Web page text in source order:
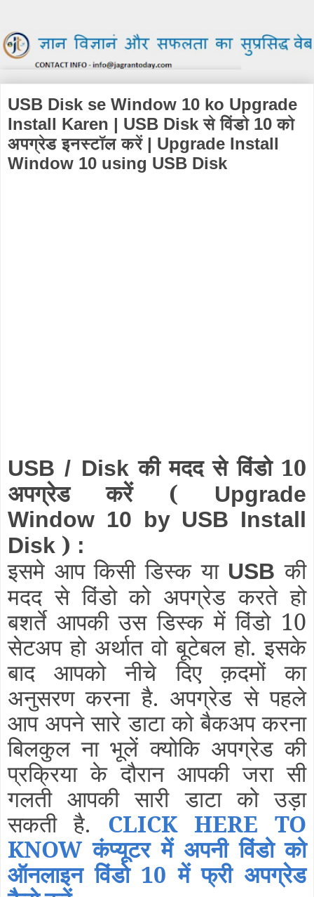
USB Disk se Window 10 ko Upgrade
Install Karen | USB Disk से विंडो 10 को
अपग्रेड इनस्टॉल करें | Upgrade Install
Window 10 using USB Disk
USB / Diskकी मदद से विंडो 10
अपग्रेड करें (
Upgrade
Window 10 by USB Install
Disk ) :
इसमे आप किसी डिस्क या USB की
मदद से विंडो को अपग्रेड करते हो
बशर्ते आपकी उस डिस्क में विंडो 10
सेटअप हो अर्थात वो बूटेबल हो. इसके
बाद आपको नीचे दिए क़दमों का
अनुसरण करना है. अपग्रेड से पहले
आप अपने सारे डाटा को बैकअप करना
बिलकुल ना भूलें क्योकि अपग्रेड की
प्रक्रिया के दौरान आपकी जरा सी
गलती आपकी सारी डाटा को उड़ा
सकती है. CLICK HERE TO
KNOW कंप्यूटर में अपनी विंडो को
ऑनलाइन विंडो 10 में फ्री अपग्रेड